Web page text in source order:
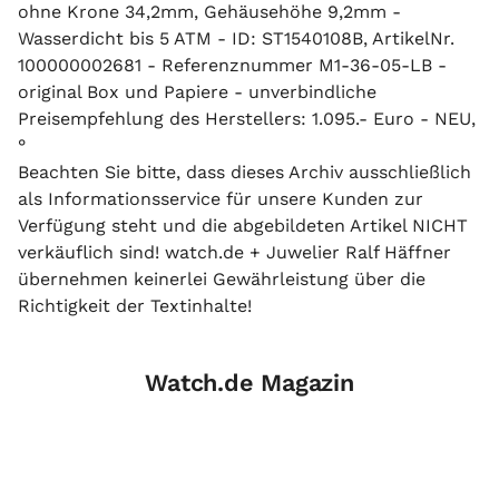
ohne Krone 34,2mm, Gehäusehöhe 9,2mm -
Wasserdicht bis 5 ATM - ID: ST1540108B, ArtikelNr.
100000002681 - Referenznummer M1-36-05-LB -
original Box und Papiere - unverbindliche
Preisempfehlung des Herstellers: 1.095.- Euro - NEU,
°
Beachten Sie bitte, dass dieses Archiv ausschließlich
als Informationsservice für unsere Kunden zur
Verfügung steht und die abgebildeten Artikel NICHT
verkäuflich sind! watch.de + Juwelier Ralf Häffner
übernehmen keinerlei Gewährleistung über die
Richtigkeit der Textinhalte!
Watch.de Magazin